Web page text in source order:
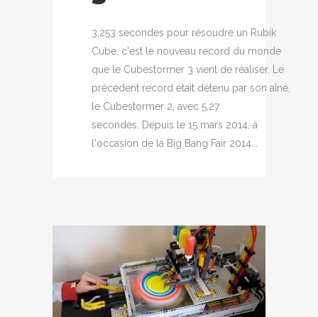
3,253 secondes pour résoudre un Rubik
Cube, c'est le nouveau record du monde
que le Cubestormer 3 vient de réaliser. Le
précédent record était détenu par son aîné,
le Cubestormer 2, avec 5,27
secondes. Depuis le 15 mars 2014, à
l'occasion de la Big Bang Fair 2014...